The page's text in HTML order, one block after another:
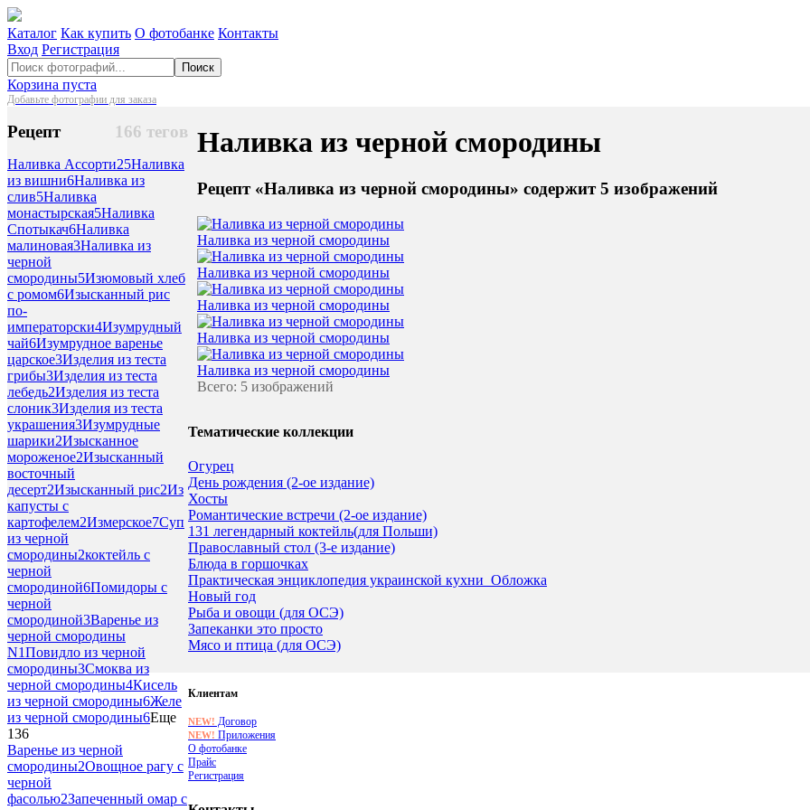
Каталог Как купить О фотобанке Контакты
Вход Регистрация
Поиск
Корзина пуста
Добавьте фотографии для заказа
166 тегов
Рецепт
Наливка Ассорти25Наливка
из вишни6Наливка из
слив5Наливка
монастырская5Наливка
Спотыкач6Наливка
малиновая3Наливка из
черной
смородины5Изюмовый хлеб
с ромом6Изысканный рис
по-
императорски4Изумрудный
чай6Изумрудное варенье
царское3Изделия из теста
грибы3Изделия из теста
лебедь2Изделия из теста
слоник3Изделия из теста
украшения3Изумрудные
шарики2Изысканное
мороженое2Изысканный
восточный
десерт2Изысканный рис2Из
капусты с
картофелем2Измерское7Суп
из черной
смородины2коктейль с
черной
смородиной6Помидоры с
черной
смородиной3Варенье из
черной смородины
N1Повидло из черной
смородины3Смоква из
черной смородины4Кисель
из черной смородины6Желе
из черной смородины6Еще
136
Варенье из черной
смородины2Овощное рагу с
черной
фасолью2Запеченный омар с
Наливка из черной смородины
Рецепт «Наливка из черной смородины» содержит 5 изображений
Наливка из черной смородины
Наливка из черной смородины
Наливка из черной смородины
Наливка из черной смородины
Наливка из черной смородины
Всего: 5 изображений
Тематические коллекции
Огурец
День рождения (2-ое издание)
Хосты
Романтические встречи (2-ое издание)
131 легендарный коктейль(для Польши)
Православный стол (3-е издание)
Блюда в горшочках
Практическая энциклопедия украинской кухни_Обложка
Новый год
Рыба и овощи (для ОСЭ)
Запеканки это просто
Мясо и птица (для ОСЭ)
Клиентам
NEW! Договор
NEW! Приложения
О фотобанке
Прайс
Регистрация